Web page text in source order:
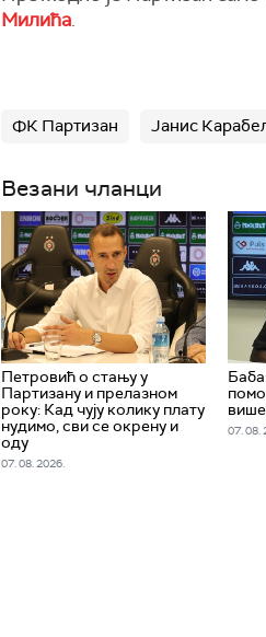
Милића.
ФК Партизан Јанис
Везани чланци
Петровић о стању у
Партизану и прелазном
року: Кад чују колику плату
нудимо, сви се окрену и
оду
07. 08. 2026.
07. 08.